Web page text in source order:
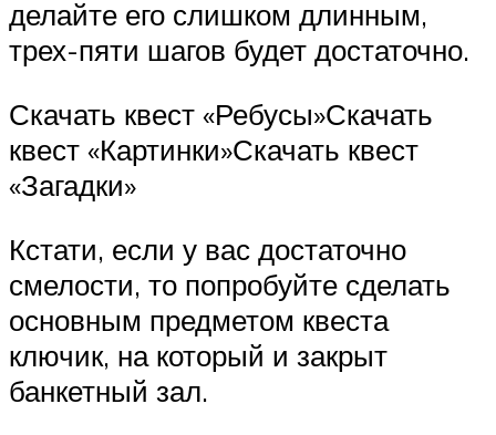
делайте его слишком длинным,
трех-пяти шагов будет достаточно.
Скачать квест «Ребусы»Скачать
квест «Картинки»Скачать квест
«Загадки»
Кстати, если у вас достаточно
смелости, то попробуйте сделать
основным предметом квеста
ключик, на который и закрыт
банкетный зал.